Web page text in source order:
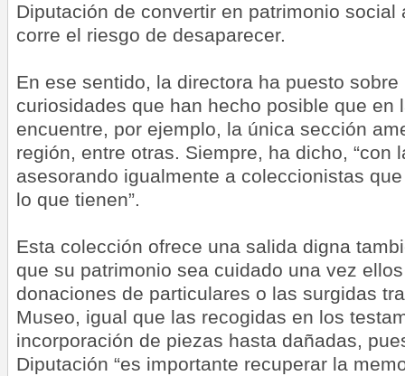
Diputación de convertir en patrimonio social
corre el riesgo de desaparecer.
En ese sentido, la directora ha puesto
curiosidades que han hecho posible que en
encuentre, por ejemplo, la única sección
región, entre otras. Siempre, ha dicho, “con
asesorando igualmente a coleccionistas
lo que tienen”.
Esta colección ofrece una salida digna
que su patrimonio sea cuidado una vez
donaciones de particulares o las surgidas
Museo, igual que las recogidas en los
incorporación de piezas hasta dañadas,
Diputación “es importante recuperar la